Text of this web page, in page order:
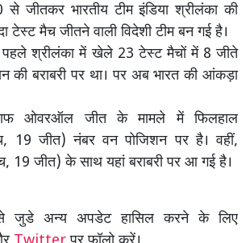
जीतकर भारतीय टीम इंडिया श्रीलंका की
टेस्ट मैच जीतने वाली विदेशी टीम बन गई है।
पहले श्रीलंका में खेले 23 टेस्ट मैचों में 8 जीते
की बराबरी पर था। पर अब भारत की आंकड़ा
ओवरऑल जीत के मामले में फिलहाल
19 जीत) नंबर वन पोजिशन पर है। वहीं,
19 जीत) के साथ यहां बराबरी पर आ गई है।
जुडे अन्य अपडेट हासिल करने के लिए